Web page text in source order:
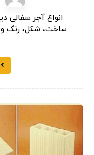
انواع آجر سفالی
ساخت، شکل، رنگ